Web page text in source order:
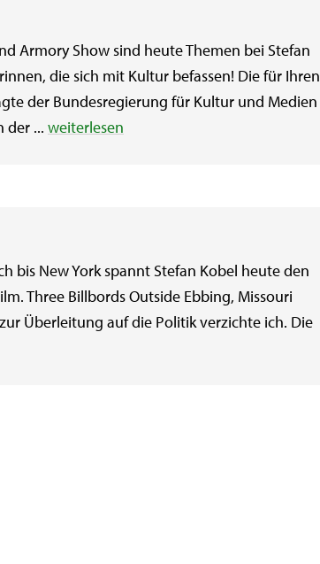
Armory Show sind heute Themen bei Stefan
die sich mit Kultur befassen! Die für Ihren
der Bundesregierung für Kultur und Medien
der ... weiterlesen
bis New York spannt Stefan Kobel heute den
Three Billbords Outside Ebbing, Missouri
Überleitung auf die Politik verzichte ich. Die